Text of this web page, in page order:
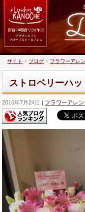
サイト > ブログ > フラワーアレ
ストロベリーハ
2016年7月24日 フラワーアレン